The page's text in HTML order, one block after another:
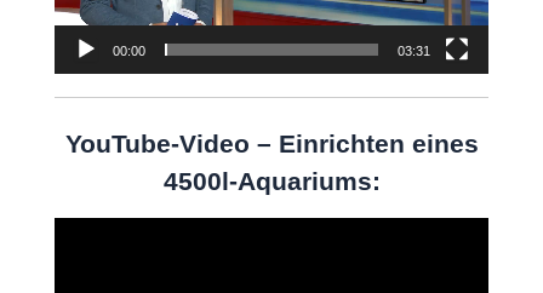
00:00 03:31
YouTube-Video – Einrichten eines
4500l-Aquariums: